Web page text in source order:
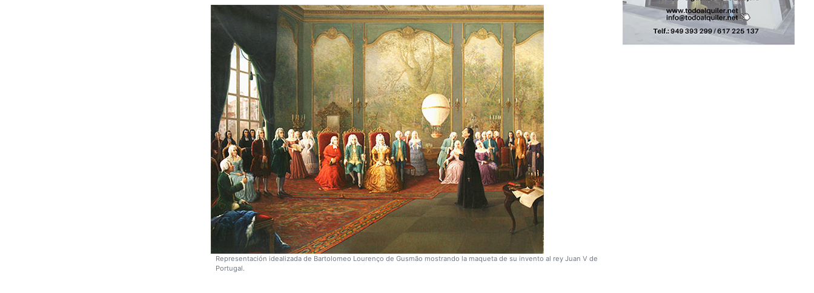
Representación idealizada de Bartolomeo Lourenço de Gusmão mostrando la maqueta de su invento al rey Juan V de
Portugal.